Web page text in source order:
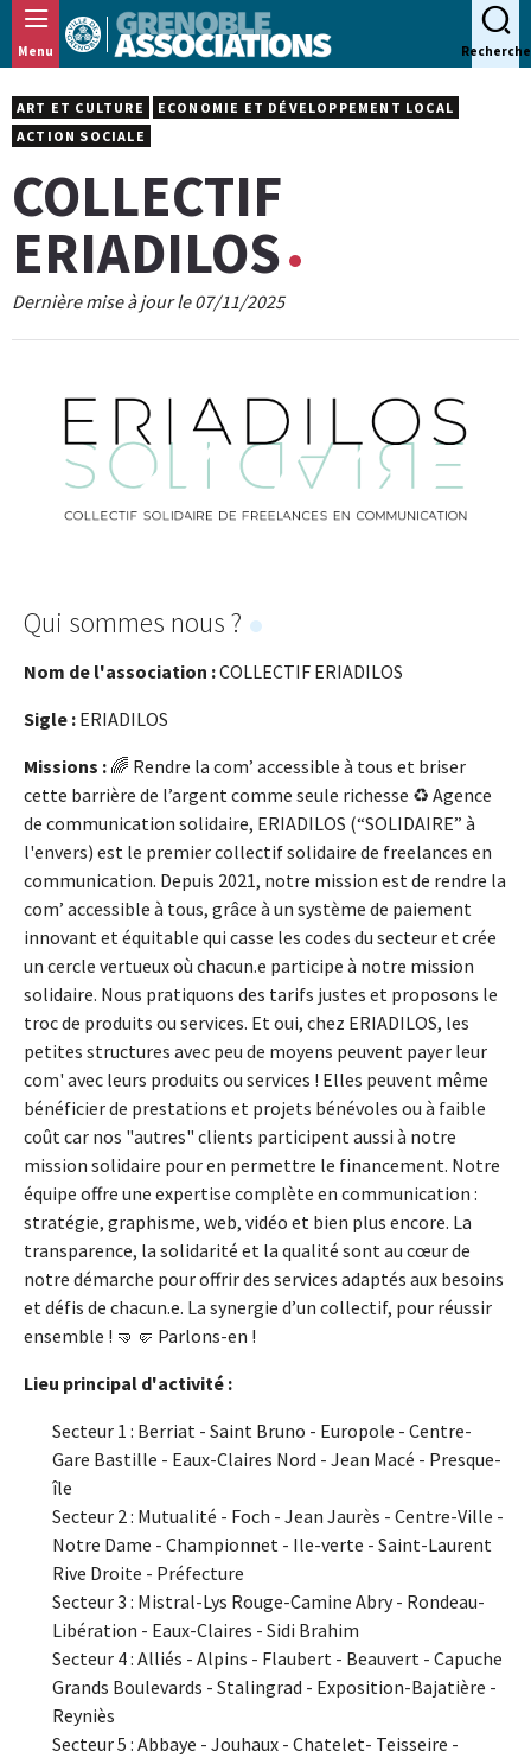
Panneau de gestion des cookies
Menu Recherche
COLLECTIF
ERIADILOS
ART ET CULTURE
ECONOMIE ET DÉVELOPPEMENT LOCAL
ACTION SOCIALE
Dernière mise à jour le 07/11/2025
Qui sommes nous ?
Nom de l'association :COLLECTIF ERIADILOS
Sigle : ERIADILOS
Missions : 🌈 Rendre la com’ accessible à tous et briser
cette barrière de l’argent comme seule richesse ♻️ Agence
de communication solidaire, ERIADILOS (“SOLIDAIRE” à
l'envers) est le premier collectif solidaire de freelances en
communication. Depuis 2021, notre mission est de rendre la
com’ accessible à tous, grâce à un système de paiement
innovant et équitable qui casse les codes du secteur et crée
un cercle vertueux où chacun.e participe à notre mission
solidaire. Nous pratiquons des tarifs justes et proposons le
troc de produits ou services. Et oui, chez ERIADILOS, les
petites structures avec peu de moyens peuvent payer leur
com' avec leurs produits ou services ! Elles peuvent même
bénéficier de prestations et projets bénévoles ou à faible
coût car nos "autres" clients participent aussi à notre
mission solidaire pour en permettre le financement. Notre
équipe offre une expertise complète en communication :
stratégie, graphisme, web, vidéo et bien plus encore. La
transparence, la solidarité et la qualité sont au cœur de
notre démarche pour offrir des services adaptés aux besoins
et défis de chacun.e. La synergie d’un collectif, pour réussir
ensemble ! 🤜🤛 Parlons-en !
Lieu principal d'activité :
Secteur 1 : Berriat - Saint Bruno - Europole - Centre-
Gare Bastille - Eaux-Claires Nord - Jean Macé - Presque-
île
Secteur 2 : Mutualité - Foch - Jean Jaurès - Centre-Ville -
Notre Dame - Championnet - Ile-verte - Saint-Laurent
Rive Droite - Préfecture
Secteur 3 : Mistral-Lys Rouge-Camine Abry - Rondeau-
Libération - Eaux-Claires - Sidi Brahim
Secteur 4 : Alliés - Alpins - Flaubert - Beauvert - Capuche
Grands Boulevards - Stalingrad - Exposition-Bajatière -
Reyniès
Secteur 5 : Abbaye - Jouhaux - Chatelet- Teisseire -